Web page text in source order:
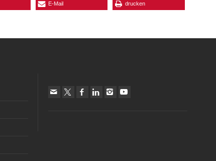
E-Mail drucken